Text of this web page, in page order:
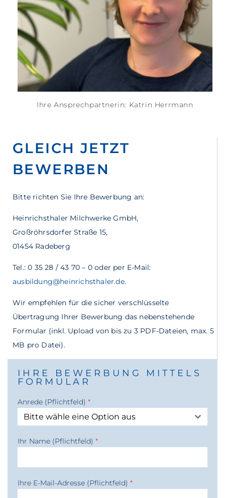
Ihre Ansprechpartnerin: Katrin Herrmann
GLEICH JETZT
BEWERBEN
Bitte richten Sie Ihre Bewerbung an:
Heinrichsthaler Milchwerke GmbH,
Großröhrsdorfer Straße 15,
01454 Radeberg
Tel.: 0 35 28 / 43 70 – 0 oder per E-Mail:
ausbildung@heinrichsthaler.de.
Wir empfehlen für die sicher verschlüsselte
Übertragung Ihrer Bewerbung das nebenstehende
Formular (inkl. Upload von bis zu 3 PDF-Dateien, max. 5
MB pro Datei).
IHRE BEWERBUNG MITTELS
FORMULAR
Anrede (Pflichtfeld) *
Bitte wähle eine Option aus
Ihr Name (Pflichtfeld) *
Ihre E-Mail-Adresse (Pflichtfeld) *